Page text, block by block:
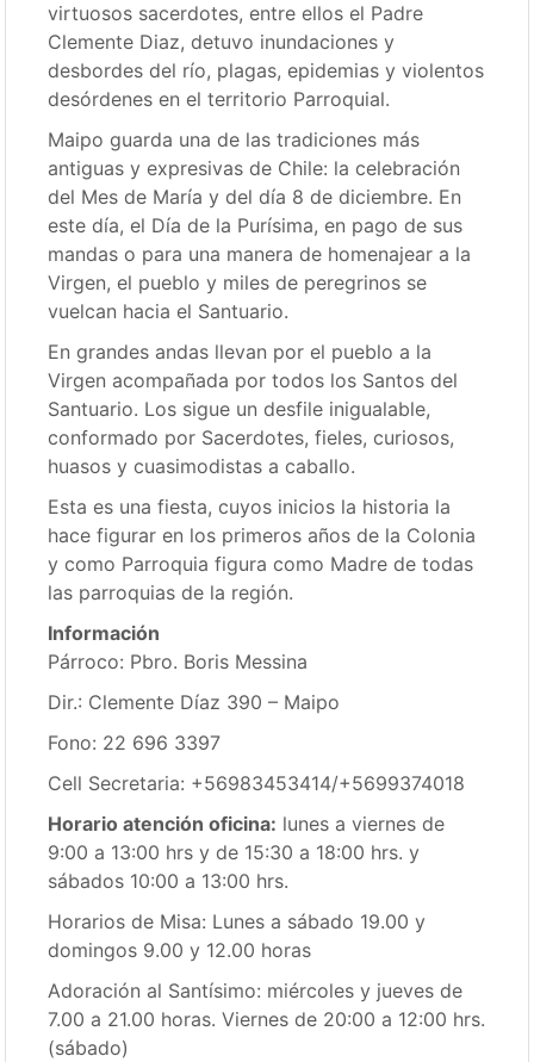
virtuosos sacerdotes, entre ellos el Padre
Clemente Diaz, detuvo inundaciones y
desbordes del río, plagas, epidemias y violentos
desórdenes en el territorio Parroquial.
Maipo guarda una de las tradiciones más
antiguas y expresivas de Chile: la celebración
del Mes de María y del día 8 de diciembre. En
este día, el Día de la Purísima, en pago de sus
mandas o para una manera de homenajear a la
Virgen, el pueblo y miles de peregrinos se
vuelcan hacia el Santuario.
En grandes andas llevan por el pueblo a la
Virgen acompañada por todos los Santos del
Santuario. Los sigue un desfile inigualable,
conformado por Sacerdotes, fieles, curiosos,
huasos y cuasimodistas a caballo.
Esta es una fiesta, cuyos inicios la historia la
hace figurar en los primeros años de la Colonia
y como Parroquia figura como Madre de todas
las parroquias de la región.
Información
Párroco: Pbro. Boris Messina
Dir.: Clemente Díaz 390 – Maipo
Fono: 22 696 3397
Cell Secretaria: +56983453414/+5699374018
Horario atención oficina: lunes a viernes de
9:00 a 13:00 hrs y de 15:30 a 18:00 hrs. y
sábados 10:00 a 13:00 hrs.
Horarios de Misa: Lunes a sábado 19.00 y
domingos 9.00 y 12.00 horas
Adoración al Santísimo: miércoles y jueves de
7.00 a 21.00 horas. Viernes de 20:00 a 12:00 hrs.
(sábado)